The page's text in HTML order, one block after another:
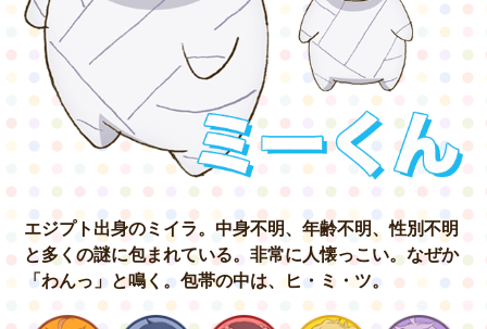
SPECIAL
エジプト出身のミイラ。中身不明、年齢不明、性別不明
と多くの謎に包まれている。非常に人懐っこい。なぜか
「わんっ」と鳴く。包帯の中は、ヒ・ミ・ツ。